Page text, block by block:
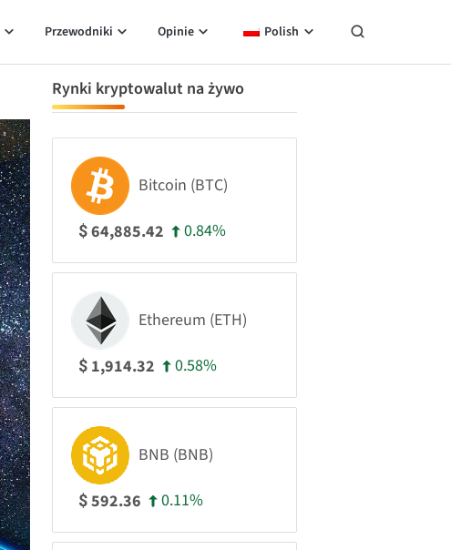
Przewodniki Opinie Polish
Rynki kryptowalut na żywo
Bitcoin (BTC)
$64,885.42 0.84%
Ethereum (ETH)
$ 1,914.32 0.58%
BNB (BNB)
$592.36 0.11%